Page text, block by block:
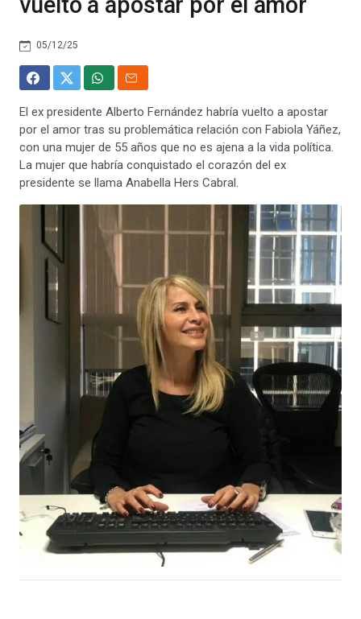
05/12/25
El ex presidente Alberto Fernández habría vuelto a apostar
por el amor tras su problemática relación con Fabiola Yáñez,
con una mujer de 55 años que no es ajena a la vida política.
La mujer que habría conquistado el corazón del ex
presidente se llama Anabella Hers Cabral.